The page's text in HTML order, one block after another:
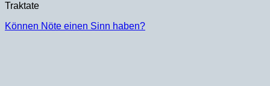
Traktate
Können Nöte einen Sinn haben?